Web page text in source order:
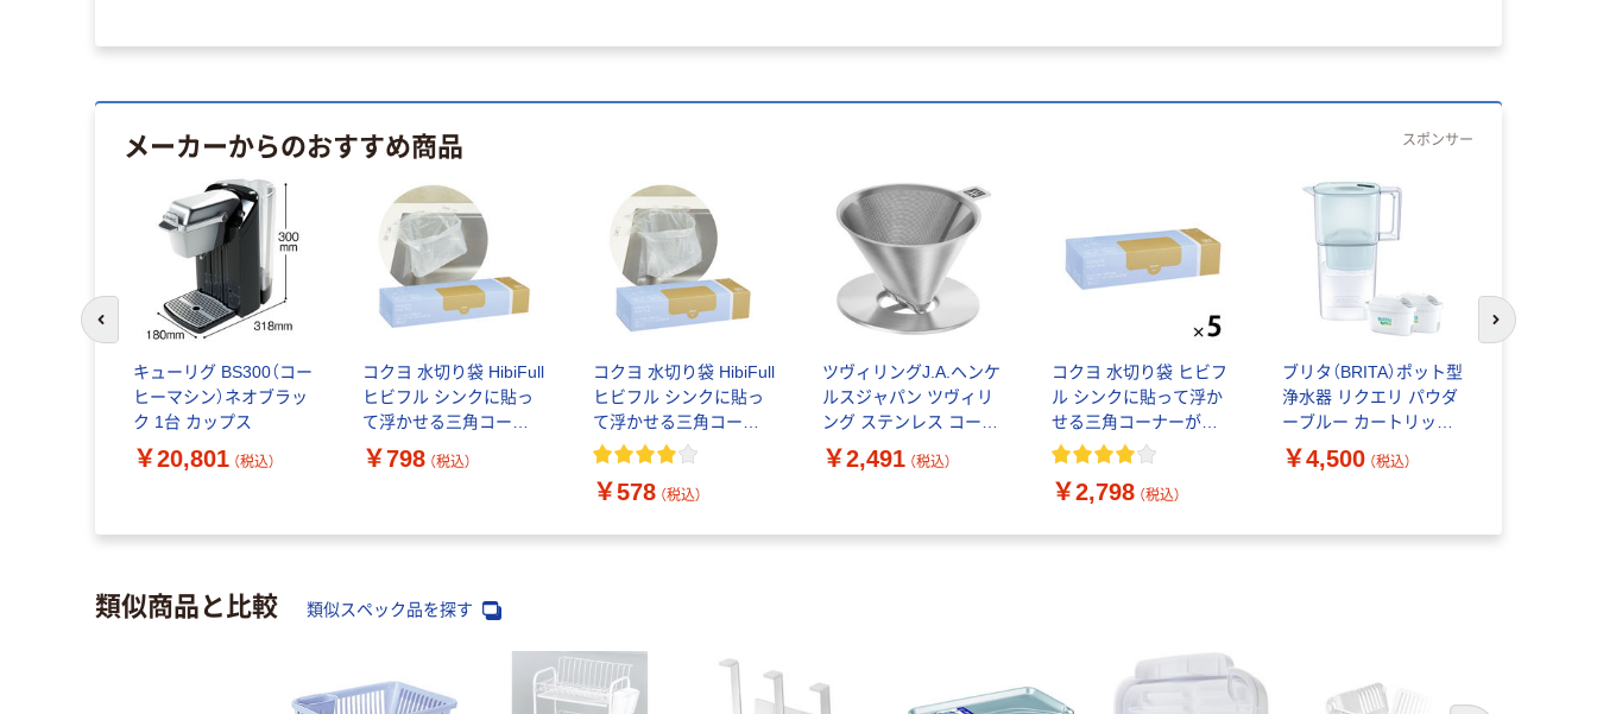
メーカーからのおすすめ商品 スポンサー
キューリグ BS300（コー
ヒーマシン）ネオブラッ
ク 1台 カップス
￥20,801 （税込）
コクヨ 水切り袋 HibiFull
ヒビフル シンクに貼っ
て浮かせる三角コーナ
ーがいらない水切り袋
Ｍ 1箱（100枚入り）
￥798 （税込）
コクヨ 水切り袋 HibiFull
ヒビフル シンクに貼っ
て浮かせる三角コーナ
ーがいらない水切り袋
￥578 （税込）
ツヴィリングJ.A.ヘンケ
ルスジャパン ツヴィリ
ング ステンレス コーヒ
ー ドリッパー Z1024ー
005ー0 1個
￥2,491 （税込）
コクヨ 水切り袋 ヒビフ
ル シンクに貼って浮か
せる三角コーナーがい
らない水切り袋 Ｓ 1セ
×5）
￥2,798 （税込）
ブリタ（BRITA）ポット型
浄水器 リクエリ パウダ
ーブルー カートリッジ2
個付き
￥4,500 （税込）
前のスライドへ 次のスライド
類似商品と比較 類似スペック品を探す